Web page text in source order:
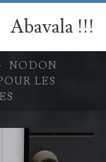
Abavala !!!
NODON
LES